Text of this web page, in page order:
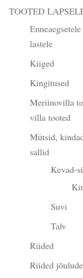
TOOTED
Enneaegsetele
lastele
Kiiged
Kingitused
Meriinovilla
villa tooted
Mütsid,
sallid
Kevad-
Suvi
Talv
Riided
Riided